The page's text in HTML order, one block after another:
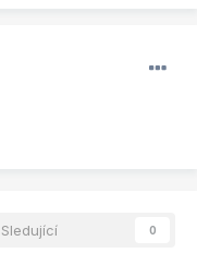
Sledující 0